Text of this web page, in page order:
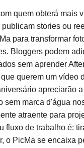
quem obterá mais
stories ou
para transformar
Bloggers podem
sem aprender
querem um vídeo
apreciarão
sem marca d'água
atraente para
fluxo de trabalho é:
o PicMa se encaixa